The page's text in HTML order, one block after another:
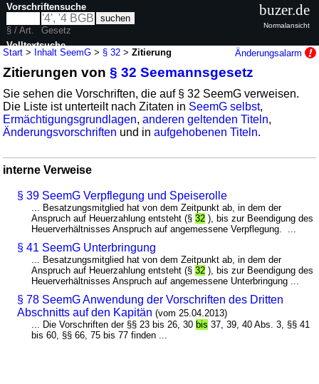
Start > Inhalt SeemG > § 32 >Zitierung Änderungsalarm
Zitierungen von§ 32 Seemannsgesetz
Sie sehen die Vorschriften, die auf § 32 SeemG verweisen.
Die Liste ist unterteilt nach Zitaten in SeemG selbst,
Ermächtigungsgrundlagen,anderen geltenden Titeln,
Änderungsvorschriften und inaufgehobenen Titeln.
interne Verweise
§ 39 SeemG Verpflegung und Speiserolle
... Besatzungsmitglied hat von dem Zeitpunkt ab, in dem der
Anspruch auf Heuerzahlung entsteht (§32 ), bis zur Beendigung des
Heuerverhältnisses Anspruch auf angemessene Verpflegung. ...
§ 41 SeemG Unterbringung
... Besatzungsmitglied hat von dem Zeitpunkt ab, in dem der
Anspruch auf Heuerzahlung entsteht (§32 ), bis zur Beendigung des
Heuerverhältnisses Anspruch auf angemessene Unterbringung ...
§ 78 SeemG Anwendung der Vorschriften des Dritten
Abschnitts auf den Kapitän (vom 25.04.2013)
... Die Vorschriften der §§ 23 bis 26, 30bis 37, 39, 40 Abs. 3, §§ 41
bis 60, §§ 66, 75 bis 77 finden ...
Vorschriftensuche
§ / Art.
Gesetz
Volltextsuche
nur in SeemG
buzer.de
Normalansicht